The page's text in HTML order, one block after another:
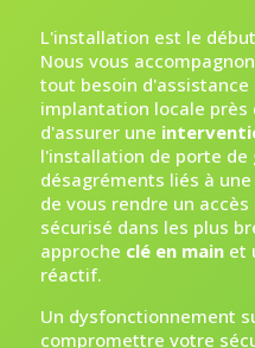
L'installation est le
Nous vous
tout besoin
implantation locale près
d'assurer une
l'installation de porte de
désagréments liés à
de vous rendre un
sécurisé dans les plus
approche clé en mainet
réactif.
Un dysfonctionnement
compromettre votre